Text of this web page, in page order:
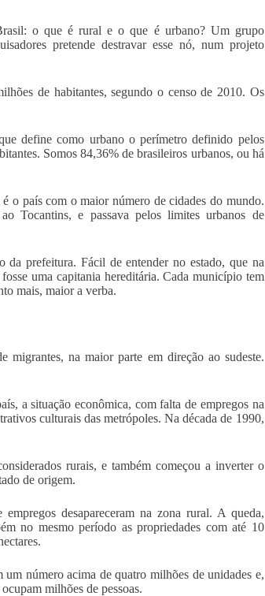
o que é rural e o que é urbano? Um grupo
pretende destravar esse nó, num projeto
de habitantes, segundo o censo de 2010. Os
define como urbano o perímetro definido pelos
Somos 84,36% de brasileiros urbanos, ou há
o país com o maior número de cidades do mundo.
Tocantins, e passava pelos limites urbanos de
da prefeitura. Fácil de entender no estado, que na
uma capitania hereditária. Cada município tem
mais, maior a verba.
na maior parte em direção ao sudeste.
a situação econômica, com falta de empregos na
culturais das metrópoles. Na década de 1990,
rurais, e também começou a inverter o
de origem.
desapareceram na zona rural. A queda,
no mesmo período as propriedades com até 10
número acima de quatro milhões de unidades e,
milhões de pessoas.